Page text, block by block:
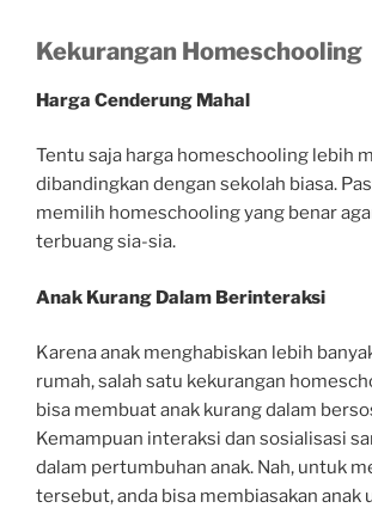
Kekurangan Homeschooling
Harga Cenderung Mahal
Tentu saja harga homeschooling lebih
dibandingkan dengan sekolah biasa.
memilih homeschooling yang benar
terbuang sia-sia.
Anak Kurang Dalam Berinteraksi
Karena anak menghabiskan lebih
rumah, salah satu kekurangan
bisa membuat anak kurang dalam
Kemampuan interaksi dan sosialisasi
dalam pertumbuhan anak. Nah, untuk
tersebut, anda bisa membiasakan anak